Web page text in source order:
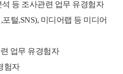
석 등 조사관련 업무 유경험자
털,SNS), 미디어랩 등 미디어
업무 유경험자
험자